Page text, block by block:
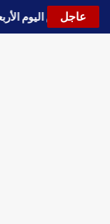
عاجل
🔵حالة الطقس اليوم الأربعاء 5 أغسطس 2026.. استمرار انخفاض الحرارة